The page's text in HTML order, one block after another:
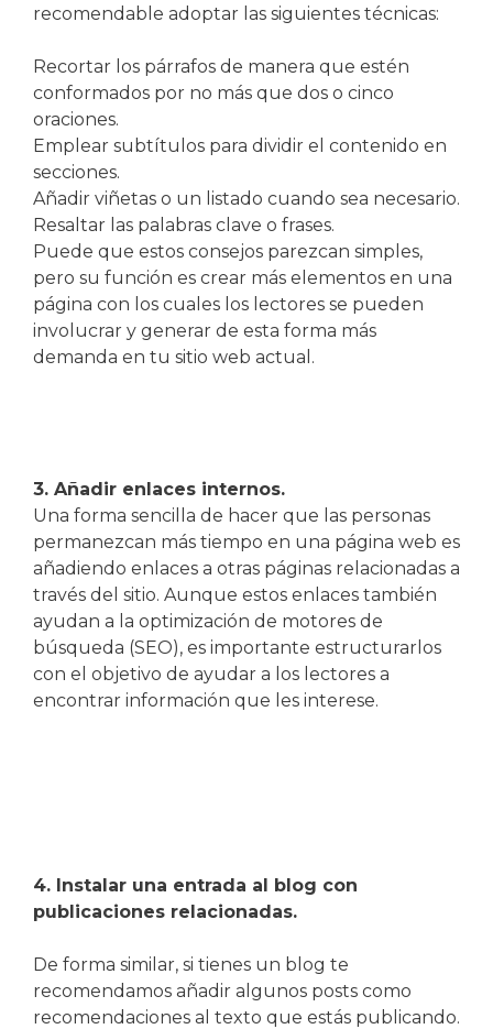
recomendable adoptar las siguientes técnicas:
Recortar los párrafos de manera que estén
conformados por no más que dos o cinco
oraciones.
Emplear subtítulos para dividir el contenido en
secciones.
Añadir viñetas o un listado cuando sea necesario.
Resaltar las palabras clave o frases.
Puede que estos consejos parezcan simples,
pero su función es crear más elementos en una
página con los cuales los lectores se pueden
involucrar y generar de esta forma más
demanda en tu sitio web actual.
3. Añadir enlaces internos.
Una forma sencilla de hacer que las personas
permanezcan más tiempo en una página web es
añadiendo enlaces a otras páginas relacionadas a
través del sitio. Aunque estos enlaces también
ayudan a la optimización de motores de
búsqueda (SEO), es importante estructurarlos
con el objetivo de ayudar a los lectores a
encontrar información que les interese.
4. Instalar una entrada al blog con
publicaciones relacionadas.
De forma similar, si tienes un blog te
recomendamos añadir algunos posts como
recomendaciones al texto que estás publicando.